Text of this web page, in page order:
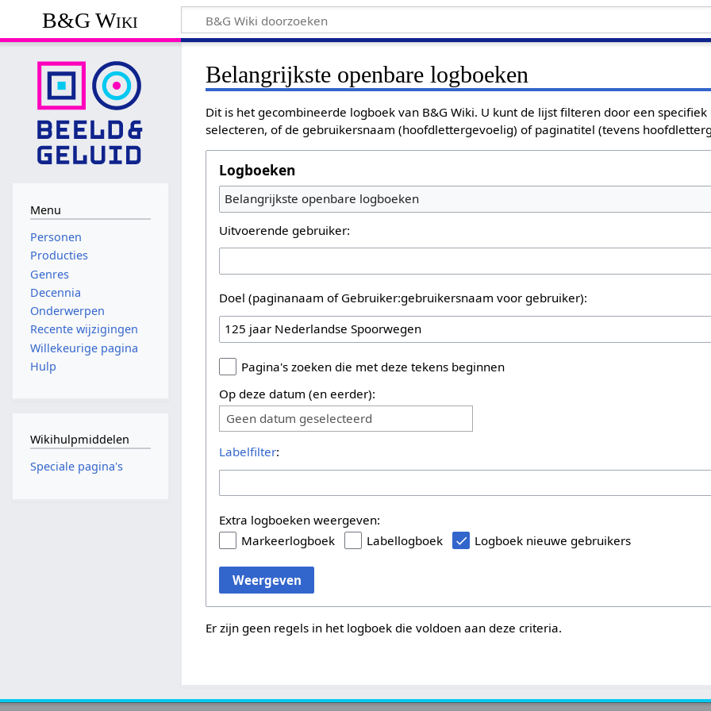
B&G Wiki
Belangrijkste openbare logboeken
Dit is het gecombineerde logboek van B&G Wiki. U kunt de lijst filteren door een
selecteren, of de gebruikersnaam (hoofdlettergevoelig) of paginatitel (tevens
Logboeken
Belangrijkste openbare logboeken
Uitvoerende gebruiker:
Doel (paginanaam of Gebruiker:gebruikersnaam voor gebruiker):
Pagina's zoeken die met deze tekens beginnen
Op deze datum (en eerder):
Geen datum geselecteerd
Labelfilter:
Extra logboeken weergeven:
Markeerlogboek
Labellogboek Logboek nieuwe gebruikers
Weergeven
Er zijn geen regels in het logboek die voldoen aan deze criteria.
Menu
Personen
Producties
Genres
Decennia
Onderwerpen
Recente wijzigingen
Willekeurige pagina
Hulp
Wikihulpmiddelen
Speciale pagina's